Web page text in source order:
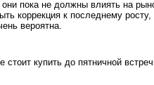
пока не должны влиять на
коррекция к последнему росту,
вероятна.
купить до пятничной